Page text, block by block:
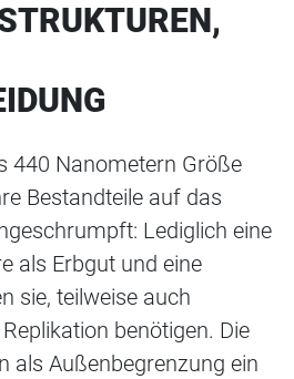
440 Nanometern Größe
Bestandteile auf das
Lediglich eine
als Erbgut und eine
sie, teilweise auch
benötigen. Die
als Außenbegrenzung ein